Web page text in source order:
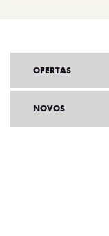
OFERTAS
NOVOS